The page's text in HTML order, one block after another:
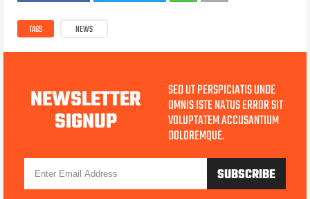
TAGS NEWS
NEWSLETTER
SIGNUP
SED UT PERSPICIATIS UNDE
OMNIS ISTE NATUS ERROR SIT
VOLUPTATEM ACCUSANTIUM
DOLOREMQUE.